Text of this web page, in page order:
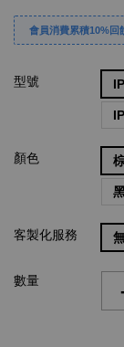
會員消費累積10%回
型號
顏色
客製化服務
數量